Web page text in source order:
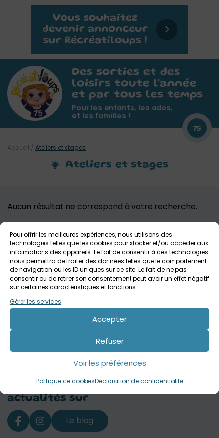
Pour offrir les meilleures expériences, nous utilisons des
technologies telles que les cookies pour stocker et/ou accéder aux
informations des appareils. Le fait de consentir à ces technologies
nous permettra de traiter des données telles que le comportement
de navigation ou les ID uniques sur ce site. Le fait de ne pas
consentir ou de retirer son consentement peut avoir un effet négatif
sur certaines caractéristiques et fonctions.
Gérer les services
Accepter
Refuser
Voir les préférences
Politique de cookiesDéclaration de confidentialité
Des sorties et des
loisirs toute l'année
et par tous les temps
Pour les enfants, les ados,
et les familles !
75
Ateliers et stages
Accueil / Ateliers et stages
Aucun résultat ne correspond à votre recherche.
Inscription
à la newsletter
J'ai lu et j'accepte notrepolitique de confidentialité
Suivez nos
actualités sur
Le blog